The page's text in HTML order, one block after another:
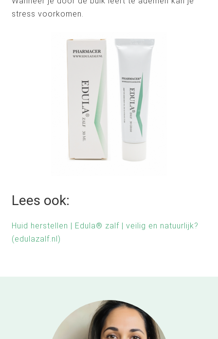
stress voorkomen.
Lees ook:
Huid herstellen | Edula® zalf | veilig en natuurlijk?
(edulazalf.nl)